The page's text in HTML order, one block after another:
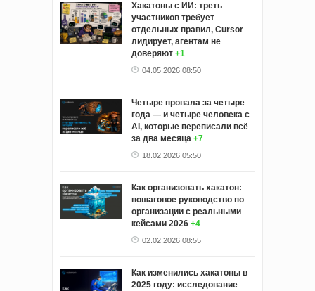
Хакатоны с ИИ: треть
участников требует
отдельных правил, Cursor
лидирует, агентам не
доверяют +1
04.05.2026 08:50
Четыре провала за четыре
года — и четыре человека с
AI, которые переписали всё
за два месяца +7
18.02.2026 05:50
Как организовать хакатон:
пошаговое руководство по
организации с реальными
кейсами 2026 +4
02.02.2026 08:55
Как изменились хакатоны в
2025 году: исследование